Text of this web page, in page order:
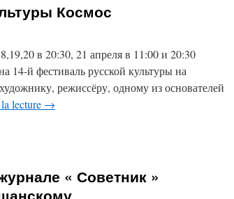
Космос
в 20:30, 21 апреля в 11:00 и 20:30
14-й фестиваль русской культуры на
режиссёру, одному из основателей
lecture →
« Советник »